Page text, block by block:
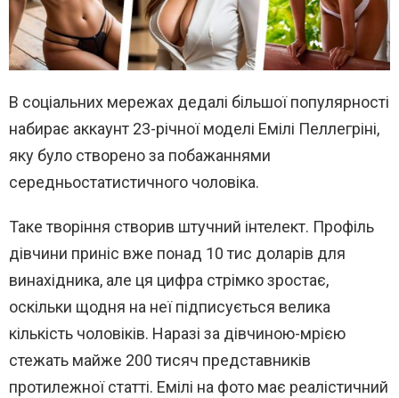
В соціальних мережах дедалі більшої популярності
набирає аккаунт 23-річної моделі Емілі Пеллегріні,
яку було створено за побажаннями
середньостатистичного чоловіка.
Таке творіння створив штучний інтелект. Профіль
дівчини приніс вже понад 10 тис доларів для
винахідника, але ця цифра стрімко зростає,
оскільки щодня на неї підписується велика
кількість чоловіків. Наразі за дівчиною-мрією
стежать майже 200 тисяч представників
протилежної статті. Емілі на фото має реалістичний